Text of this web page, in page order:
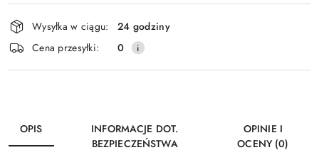
Wyślij
Dostępność
i
dostawa
Wysyłka w ciągu:
24 godziny
Cena przesyłki:
0
OPIS
INFORMACJE DOT.
BEZPIECZEŃSTWA
OPINIE I
OCENY (0)